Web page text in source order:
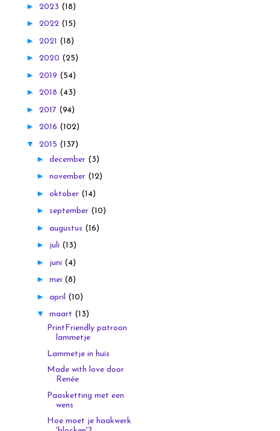
► 2023 (18)
► 2022 (15)
► 2021 (18)
► 2020 (25)
► 2019 (54)
► 2018 (43)
► 2017 (94)
► 2016 (102)
▼ 2015 (137)
► december (3)
► november (12)
► oktober (14)
► september (10)
► augustus (16)
► juli (13)
► juni (4)
► mei (8)
► april (10)
▼ maart (13)
PrintFriendly patroon
lammetje
Lammetje in huis
Made with love door
Renée
Paasketting met een
wens
Hoe moet je haakwerk